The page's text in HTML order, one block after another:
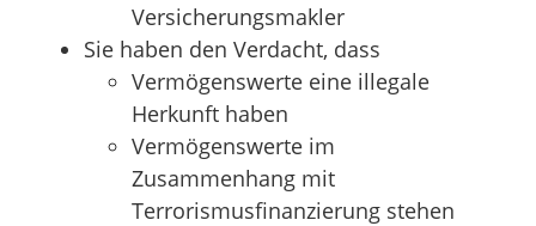
Versicherungsmakler
Sie haben den Verdacht, dass
Vermögenswerte eine illegale
Herkunft haben
Vermögenswerte im
Zusammenhang mit
Terrorismusfinanzierung stehen